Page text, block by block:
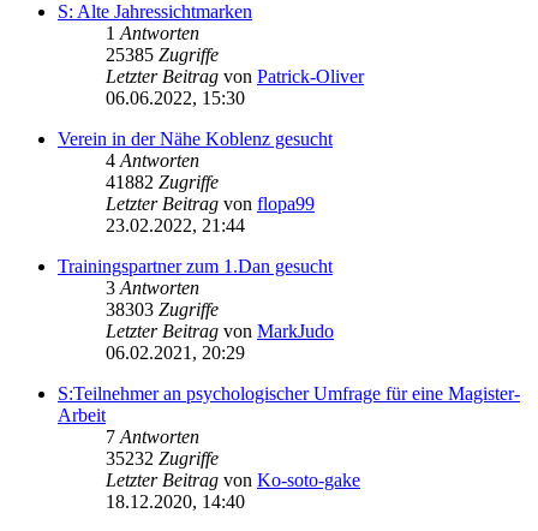
S: Alte Jahressichtmarken
1 Antworten
25385 Zugriffe
Letzter Beitrag von Patrick-Oliver
06.06.2022, 15:30
Verein in der Nähe Koblenz gesucht
4 Antworten
41882 Zugriffe
Letzter Beitrag von flopa99
23.02.2022, 21:44
Trainingspartner zum 1.Dan gesucht
3 Antworten
38303 Zugriffe
Letzter Beitrag von MarkJudo
06.02.2021, 20:29
S:Teilnehmer an psychologischer Umfrage für eine Magister-
Arbeit
7 Antworten
35232 Zugriffe
Letzter Beitrag von Ko-soto-gake
18.12.2020, 14:40